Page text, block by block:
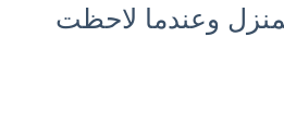
وعندما لاحظت